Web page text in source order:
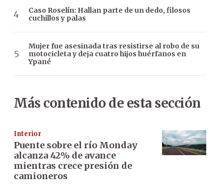
Caso Roselín: Hallan parte de un dedo, filosos
cuchillos y palas
Mujer fue asesinada tras resistirse al robo de su
motocicleta y deja cuatro hijos huérfanos en
Ypané
Más contenido de esta sección
Interior
Puente sobre el río Monday
alcanza 42% de avance
mientras crece presión de
camioneros